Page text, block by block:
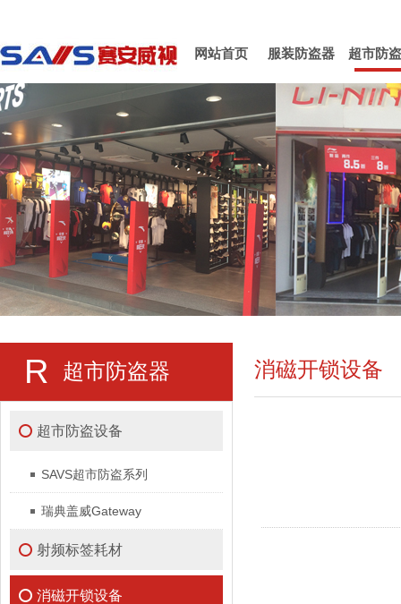
网站首页 服装防盗器 超市防
R 超市防盗器
超市防盗设备
SAVS超市防盗系列
瑞典盖威Gateway
射频标签耗材
消磁开锁设备
消磁开锁设备